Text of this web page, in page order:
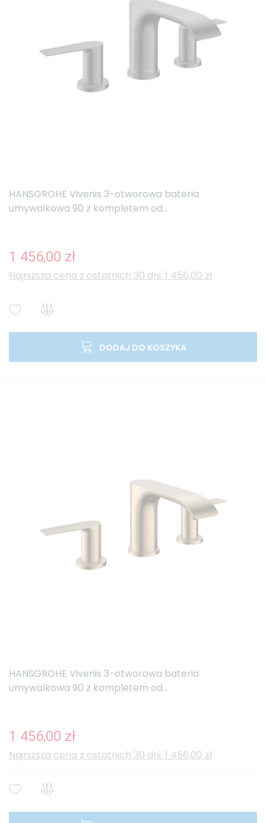
HANSGROHE Vivenis 3-otworowa bateria
umywalkowa 90 z kompletem od...
1 456,00 zł
Najniższa cena z ostatnich 30 dni: 1 456,00 zł
DODAJ DO KOSZYKA
HANSGROHE Vivenis 3-otworowa bateria
umywalkowa 90 z kompletem od...
1 456,00 zł
Najniższa cena z ostatnich 30 dni: 1 456,00 zł